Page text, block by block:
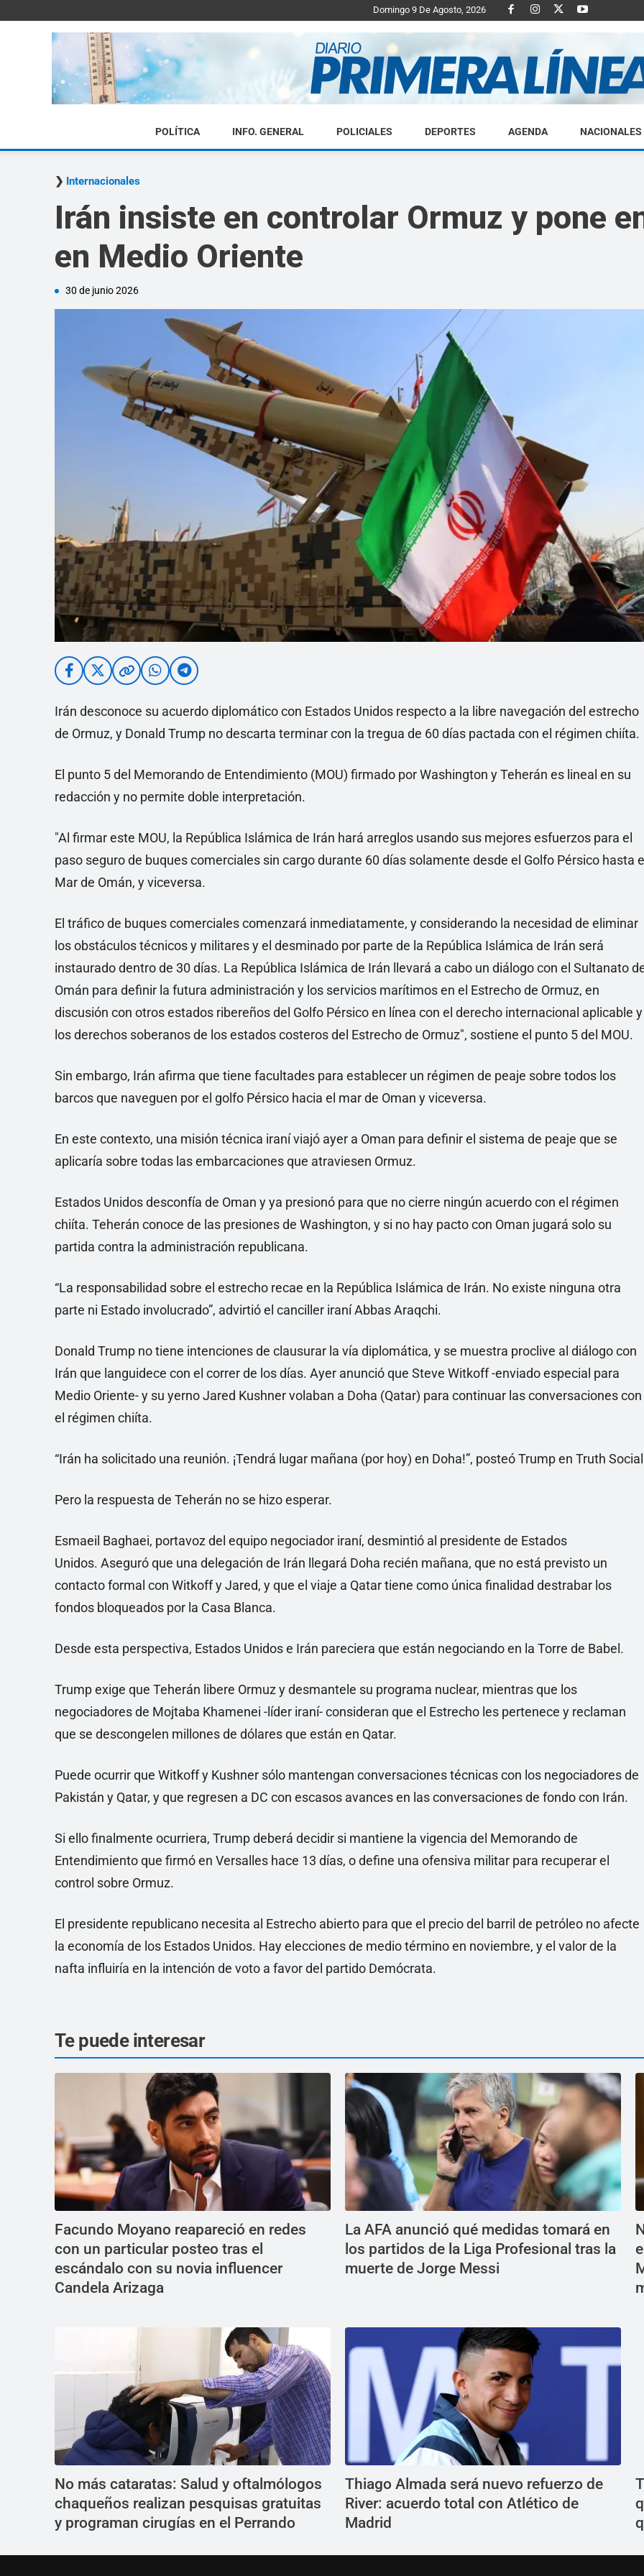
Domingo 9 De Agosto, 2026
Diario
POLÍTICA INFO. GENERAL POLICIALES DEPORTES AGENDA NACIONALES
Internacionales
Irán insiste en controlar Ormuz y pone
en Medio Oriente
30 de junio 2026
Irán desconoce su acuerdo diplomático con Estados Unidos respecto a la libre navegación del estrecho
de Ormuz, y Donald Trump no descarta terminar con la tregua de 60 días pactada con el régimen chiíta.
El punto 5 del Memorando de Entendimiento (MOU) firmado por Washington y Teherán es lineal en su
redacción y no permite doble interpretación.
"Al firmar este MOU, la República Islámica de Irán hará arreglos usando sus mejores esfuerzos para el
paso seguro de buques comerciales sin cargo durante 60 días solamente desde el Golfo Pérsico hasta
Mar de Omán, y viceversa.
El tráfico de buques comerciales comenzará inmediatamente, y considerando la necesidad de eliminar
los obstáculos técnicos y militares y el desminado por parte de la República Islámica de Irán será
instaurado dentro de 30 días. La República Islámica de Irán llevará a cabo un diálogo con el Sultanato
Omán para definir la futura administración y los servicios marítimos en el Estrecho de Ormuz, en
discusión con otros estados ribereños del Golfo Pérsico en línea con el derecho internacional aplicable y
los derechos soberanos de los estados costeros del Estrecho de Ormuz", sostiene el punto 5 del MOU.
Sin embargo, Irán afirma que tiene facultades para establecer un régimen de peaje sobre todos los
barcos que naveguen por el golfo Pérsico hacia el mar de Oman y viceversa.
En este contexto, una misión técnica iraní viajó ayer a Oman para definir el sistema de peaje que se
aplicaría sobre todas las embarcaciones que atraviesen Ormuz.
Estados Unidos desconfía de Oman y ya presionó para que no cierre ningún acuerdo con el régimen
chiíta. Teherán conoce de las presiones de Washington, y si no hay pacto con Oman jugará solo su
partida contra la administración republicana.
“La responsabilidad sobre el estrecho recae en la República Islámica de Irán. No existe ninguna otra
parte ni Estado involucrado”, advirtió el canciller iraní Abbas Araqchi.
Donald Trump no tiene intenciones de clausurar la vía diplomática, y se muestra proclive al diálogo con
Irán que languidece con el correr de los días. Ayer anunció que Steve Witkoff -enviado especial para
Medio Oriente- y su yerno Jared Kushner volaban a Doha (Qatar) para continuar las conversaciones con
el régimen chiíta.
“Irán ha solicitado una reunión. ¡Tendrá lugar mañana (por hoy) en Doha!”, posteó Trump en Truth
Pero la respuesta de Teherán no se hizo esperar.
Esmaeil Baghaei, portavoz del equipo negociador iraní, desmintió al presidente de Estados
Unidos. Aseguró que una delegación de Irán llegará Doha recién mañana, que no está previsto un
contacto formal con Witkoff y Jared, y que el viaje a Qatar tiene como única finalidad destrabar los
fondos bloqueados por la Casa Blanca.
Desde esta perspectiva, Estados Unidos e Irán pareciera que están negociando en la Torre de Babel.
Trump exige que Teherán libere Ormuz y desmantele su programa nuclear, mientras que los
negociadores de Mojtaba Khamenei -líder iraní- consideran que el Estrecho les pertenece y reclaman
que se descongelen millones de dólares que están en Qatar.
Puede ocurrir que Witkoff y Kushner sólo mantengan conversaciones técnicas con los negociadores de
Pakistán y Qatar, y que regresen a DC con escasos avances en las conversaciones de fondo con Irán.
Si ello finalmente ocurriera, Trump deberá decidir si mantiene la vigencia del Memorando de
Entendimiento que firmó en Versalles hace 13 días, o define una ofensiva militar para recuperar el
control sobre Ormuz.
El presidente republicano necesita al Estrecho abierto para que el precio del barril de petróleo no afecte
la economía de los Estados Unidos. Hay elecciones de medio término en noviembre, y el valor de la
nafta influiría en la intención de voto a favor del partido Demócrata.
Te puede interesar
Facundo Moyano reapareció en redes
con un particular posteo tras el
escándalo con su novia influencer
Candela Arizaga
La AFA anunció qué medidas tomará en
los partidos de la Liga Profesional tras la
muerte de Jorge Messi
No más cataratas: Salud y oftalmólogos
chaqueños realizan pesquisas gratuitas
y programan cirugías en el Perrando
Thiago Almada será nuevo refuerzo de
River: acuerdo total con Atlético de
Madrid